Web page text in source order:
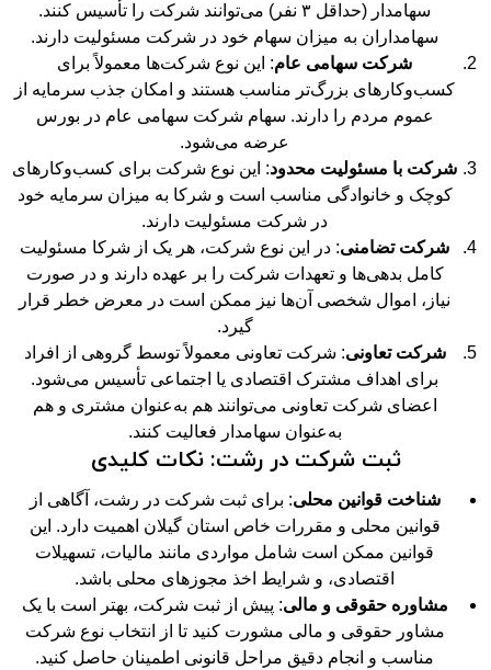
سهامدار (حداقل ۳ نفر) می‌توانند شرکت را تأسیس کنند.
سهامداران به میزان سهام خود در شرکت مسئولیت دارند.
شرکت سهامی عام: این نوع شرکت‌ها معمولاً برای
کسب‌وکارهای بزرگ‌تر مناسب هستند و امکان جذب سرمایه از
عموم مردم را دارند. سهام شرکت سهامی عام در بورس
عرضه می‌شود.
شرکت با مسئولیت محدود: این نوع شرکت برای کسب‌وکارهای
کوچک و خانوادگی مناسب است و شرکا به میزان سرمایه خود
در شرکت مسئولیت دارند.
شرکت تضامنی: در این نوع شرکت، هر یک از شرکا مسئولیت
کامل بدهی‌ها و تعهدات شرکت را بر عهده دارند و در صورت
نیاز، اموال شخصی آن‌ها نیز ممکن است در معرض خطر قرار
گیرد.
شرکت تعاونی: شرکت تعاونی معمولاً توسط گروهی از افراد
برای اهداف مشترک اقتصادی یا اجتماعی تأسیس می‌شود.
اعضای شرکت تعاونی می‌توانند هم به‌عنوان مشتری و هم
به‌عنوان سهامدار فعالیت کنند.
ثبت شرکت در رشت: نکات کلیدی
شناخت قوانین محلی: برای ثبت شرکت در رشت، آگاهی از
قوانین محلی و مقررات خاص استان گیلان اهمیت دارد. این
قوانین ممکن است شامل مواردی مانند مالیات، تسهیلات
اقتصادی، و شرایط اخذ مجوزهای محلی باشد.
مشاوره حقوقی و مالی: پیش از ثبت شرکت، بهتر است با یک
مشاور حقوقی و مالی مشورت کنید تا از انتخاب نوع شرکت
مناسب و انجام دقیق مراحل قانونی اطمینان حاصل کنید.